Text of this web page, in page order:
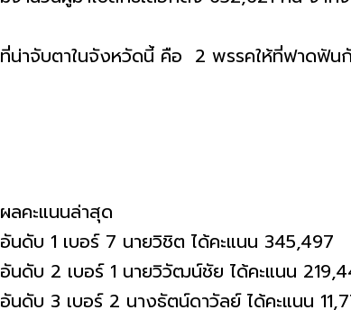
ที่น่าจับตาในจังหวัดนี้ คือ 2 พรรคให้ที่ฟาดฟัน
ผลคะแนนล่าสุด
อันดับ 1 เบอร์ 7 นายวิชิต ได้คะแนน 345,497
อันดับ 2 เบอร์ 1 นายวิวัฒน์ชัย ได้คะแนน
อันดับ 3 เบอร์ 2 นางธัตน์ดาวัลย์ ได้คะแนน